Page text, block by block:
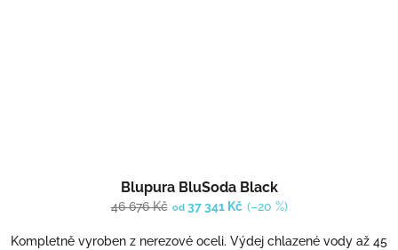
Blupura BluSoda Black
46 676 Kč od37 341 Kč (–20 %)
Kompletně vyroben z nerezové oceli. Výdej chlazené vody až 45